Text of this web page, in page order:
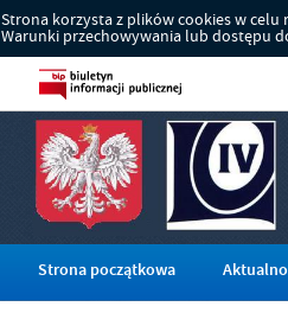
Strona korzysta z plików cookies w celu
Warunki przechowywania lub dostępu
Strona początkowa